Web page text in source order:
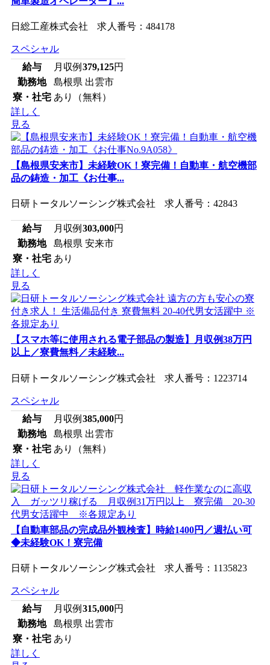
日総工産株式会社 求人番号：484178
スペシャル
給与
月収例 379,125円
勤務地
島根県 出雲市
寮・社宅 あり（無料）
詳しく
見る
【島根県安来市】未経験OK！寮完備！自動車・航空機部
品の鋳造・加工《お仕事...
日研トータルソーシング株式会社 求人番号：42843
給与 月収例 303,000円
勤務地
島根県 安来市
寮・社宅 あり
詳しく
見る
【スマホ等に使用される電子部品の製造】月収例38万円
以上／寮費無料／未経験...
日研トータルソーシング株式会社 求人番号：1223714
スペシャル
給与
月収例 385,000円
勤務地
島根県 出雲市
寮・社宅 あり（無料）
詳しく
見る
【自動車部品の完成品外観検査】時給1400円／週払い可
◆未経験OK！寮完備
日研トータルソーシング株式会社 求人番号：1135823
スペシャル
給与
月収例 315,000円
勤務地
島根県 出雲市
寮・社宅 あり
詳しく